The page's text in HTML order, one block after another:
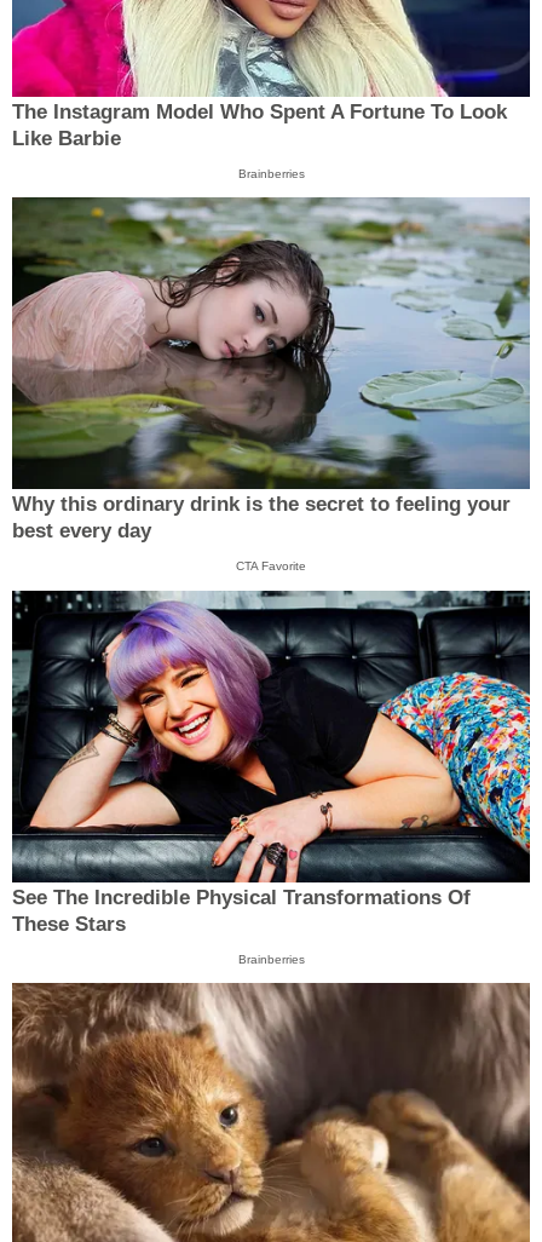
The Instagram Model Who Spent A Fortune To Look
Like Barbie
Brainberries
Why this ordinary drink is the secret to feeling your
best every day
CTA Favorite
See The Incredible Physical Transformations Of
These Stars
Brainberries